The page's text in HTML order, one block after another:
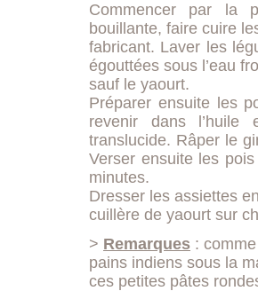
Commencer par la
bouillante, faire cuire
fabricant. Laver les
égouttées sous l’eau
sauf le yaourt.
Préparer ensuite les
revenir dans l’huile
translucide. Râper le
Verser ensuite les
minutes.
Dresser les assiettes
cuillère de yaourt sur
> Remarques :
pains indiens sous la
ces petites pâtes